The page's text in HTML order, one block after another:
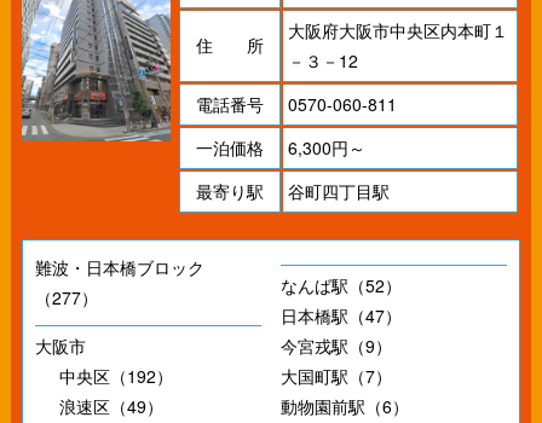
住 所
大阪府大阪市中央区内本町１
－３－12
電話番号
0570-060-811
一泊価格
6,300円～
最寄り駅
谷町四丁目駅
難波・日本橋ブロック
（277）
大阪市
中央区（192）
浪速区（49）
なんば駅（52）
日本橋駅（47）
今宮戎駅（9）
大国町駅（7）
動物園前駅（6）